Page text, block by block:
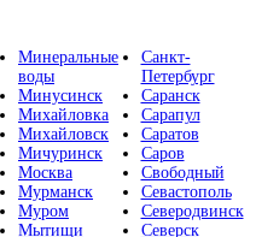
Минеральные
воды
Минусинск
Михайловка
Михайловск
Мичуринск
Москва
Мурманск
Муром
Мытищи
Санкт-
Петербург
Саранск
Сарапул
Саратов
Саров
Свободный
Севастополь
Северодвинск
Северск